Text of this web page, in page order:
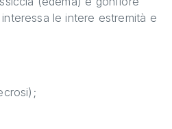
le intere estremità e